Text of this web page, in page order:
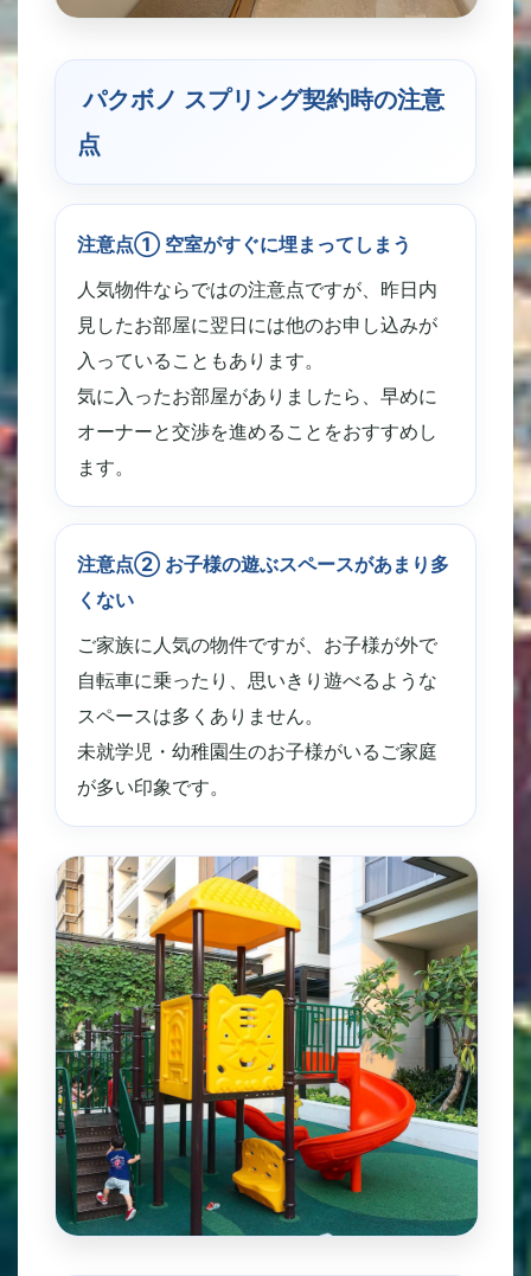
パクボノ スプリング契約時の注意
点
注意点① 空室がすぐに埋まってしまう
人気物件ならではの注意点ですが、昨日内
見したお部屋に翌日には他のお申し込みが
入っていることもあります。
気に入ったお部屋がありましたら、早めに
オーナーと交渉を進めることをおすすめし
ます。
注意点② お子様の遊ぶスペースがあまり多
くない
ご家族に人気の物件ですが、お子様が外で
自転車に乗ったり、思いきり遊べるような
スペースは多くありません。
未就学児・幼稚園生のお子様がいるご家庭
が多い印象です。